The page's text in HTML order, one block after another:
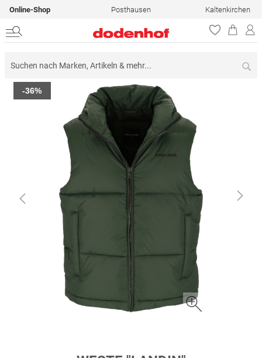
Online-Shop Posthausen Kaltenkirchen
Zum
Ende
-36%